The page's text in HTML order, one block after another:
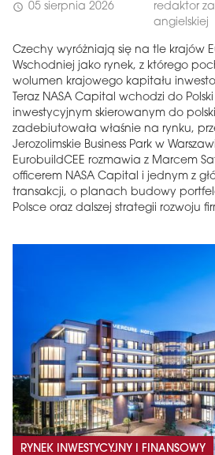
schedule 05 sierpnia 2026
redaktor
angielskiej
Czechy wyróżniają się na tle krajów
Wschodniej jako rynek, z którego
wolumen krajowego kapitału
Teraz NASA Capital wchodzi do
inwestycyjnym skierowanym do
zadebiutowała właśnie na rynku,
Jerozolimskie Business Park w
EurobuildCEE rozmawia z Marcem
officerem NASA Capital i jednym z
transakcji, o planach budowy
Polsce oraz dalszej strategii rozwoju
RYNEK INWESTYCYJNY I FINANSOWY